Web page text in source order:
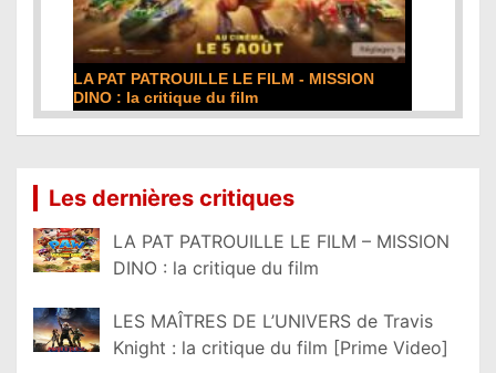
DE LA COMÉDIE-FRANÇAISE : la critique du
film
Les dernières critiques
LA PAT PATROUILLE LE FILM – MISSION
DINO : la critique du film
LES MAÎTRES DE L’UNIVERS de Travis
Knight : la critique du film [Prime Video]